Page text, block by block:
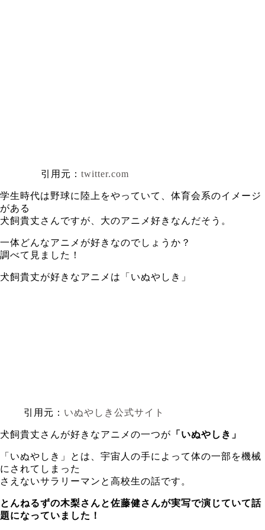
引用元： twitter.com
学生時代は野球に陸上をやっていて、体育会系のイメージ
がある
犬飼貴丈さんですが、大のアニメ好きなんだそう。
一体どんなアニメが好きなのでしょうか？
調べて見ました！
犬飼貴丈が好きなアニメは「いぬやしき」
引用元： いぬやしき公式サイト
犬飼貴丈さんが好きなアニメの一つが 「いぬやしき」
「いぬやしき」とは、宇宙人の手によって体の一部を機械
にされてしまった
さえないサラリーマンと高校生の話です。
とんねるずの木梨さんと佐藤健さんが実写で演じていて話
題になっていました！